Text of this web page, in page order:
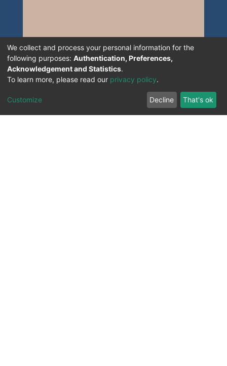
We collect and process your personal information for the
following purposes: Authentication, Preferences,
Acknowledgement and Statistics.
To learn more, please read our privacy policy.
Customize Decline That's ok